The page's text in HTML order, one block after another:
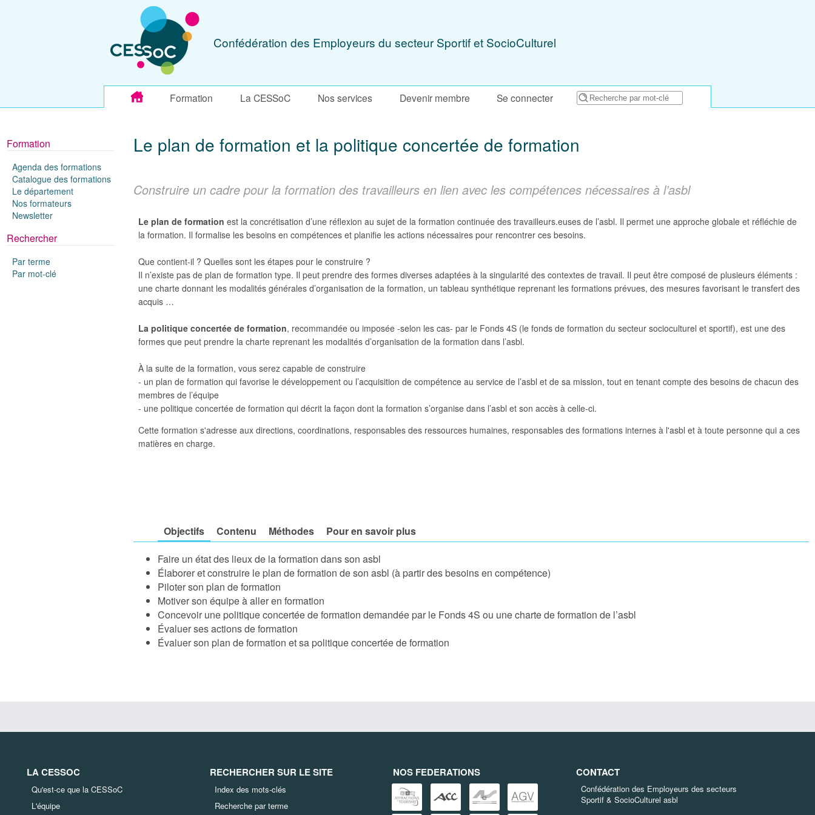
Confédération des Employeurs du secteur Sportif et SocioCulturel
Formation La CESSoC Nos services Devenir membre Se connecter
Formation
Agenda des formations
Catalogue des formations
Le département
Nos formateurs
Newsletter
Rechercher
Par terme
Par mot-clé
Le plan de formation et la politique concertée de formation
Construire un cadre pour la formation des travailleurs en lien avec les compétences nécessaires à l’asbl
Le plan de formation est la concrétisation d’une réflexion au sujet de la formation continuée des travailleurs.euses de l’asbl. Il permet une approche globale et réfléchie de
la formation. Il formalise les besoins en compétences et planifie les actions nécessaires pour rencontrer ces besoins.
Que contient-il ? Quelles sont les étapes pour le construire ?
Il n’existe pas de plan de formation type. Il peut prendre des formes diverses adaptées à la singularité des contextes de travail. Il peut être composé de plusieurs éléments :
une charte donnant les modalités générales d’organisation de la formation, un tableau synthétique reprenant les formations prévues, des mesures favorisant le transfert des
acquis …
La politique concertée de formation, recommandée ou imposée -selon les cas- par le Fonds 4S (le fonds de formation du secteur socioculturel et sportif), est une des
formes que peut prendre la charte reprenant les modalités d’organisation de la formation dans l’asbl.
À la suite de la formation, vous serez capable de construire
- un plan de formation qui favorise le développement ou l’acquisition de compétence au service de l’asbl et de sa mission, tout en tenant compte des besoins de chacun des
membres de l’équipe
- une politique concertée de formation qui décrit la façon dont la formation s’organise dans l’asbl et son accès à celle-ci.
Cette formation s'adresse aux directions, coordinations, responsables des ressources humaines, responsables des formations internes à l'asbl et à toute personne qui a ces
matières en charge.
Objectifs Contenu Méthodes
Pour en savoir plus
Faire un état des lieux de la formation dans son asbl
Élaborer et construire le plan de formation de son asbl (à partir des besoins en compétence)
Piloter son plan de formation
Motiver son équipe à aller en formation
Concevoir une politique concertée de formation demandée par le Fonds 4S ou une charte de formation de l’asbl
Évaluer ses actions de formation
Évaluer son plan de formation et sa politique concertée de formation
LA CESSOC
Qu'est-ce que la CESSoC
L'équipe
RECHERCHER SUR LE SITE
Index des mots-clés
Recherche par terme
NOS FEDERATIONS CONTACT
Confédération des Employeurs des secteurs
Sportif & SocioCulturel asbl